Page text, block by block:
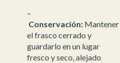
–
Conservación:Mantener
el frasco cerrado y
guardarlo en un lugar
fresco y seco, alejado